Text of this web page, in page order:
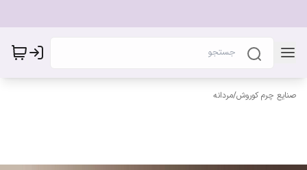
صنایع چرم کوروش/مردانه